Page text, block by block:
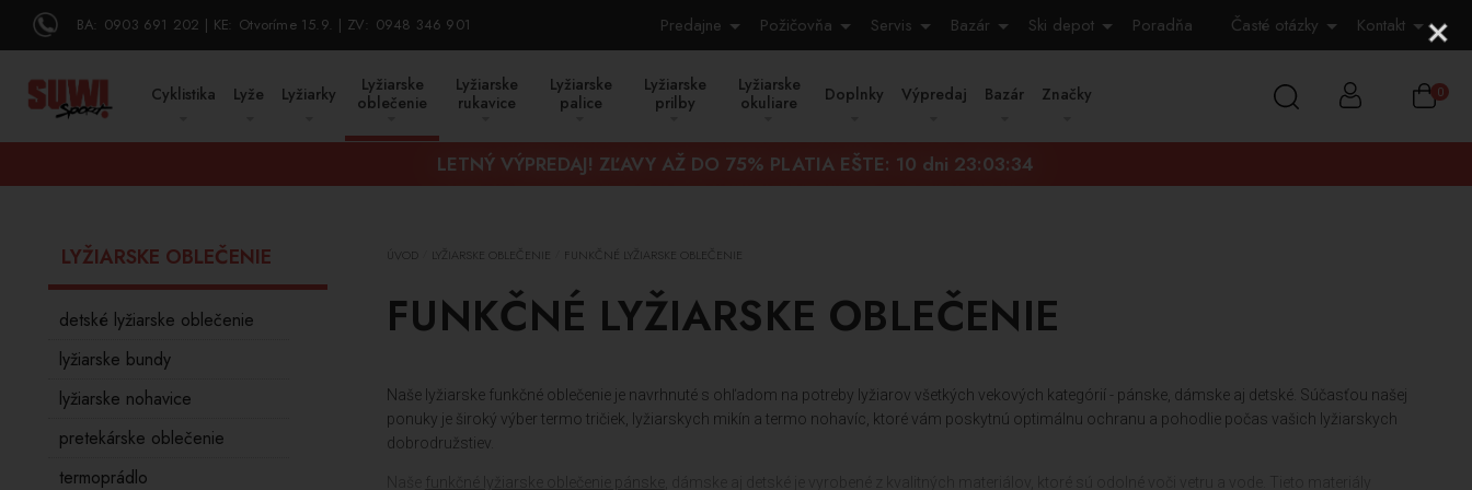
BA: 0903 691 202 KE: Otvoríme 15.9. ZV: 0948 346 901
0
Predajne Požičovňa Servis Bazár Ski depot Poradňa Časté otázky Kontakt
Cyklistika Lyže Lyžiarky
Lyžiarske
oblečenie
Lyžiarske
rukavice
Lyžiarske
palice
Lyžiarske
prilby
Lyžiarske
okuliare
Doplnky Výpredaj Bazár Značky
LETNÝ VÝPREDAJ! ZĽAVY AŽ DO 75% PLATIA EŠTE: 10 dni 23:03:32
ÚVOD LYŽIARSKE OBLEČENIE FUNKČNÉ LYŽIARSKE OBLEČENIE
FUNKČNÉ LYŽIARSKE OBLEČENIE
Naše lyžiarske funkčné oblečenie je navrhnuté s ohľadom na potreby lyžiarov všetkých vekových kategórií - pánske, dámske aj detské. Súčasťou našej
ponuky je široký výber termo tričiek, lyžiarskych mikín a termo nohavíc, ktoré vám poskytnú optimálnu ochranu a pohodlie počas vašich lyžiarskych
dobrodružstiev.
funkčné lyžiarske oblečenie pánske
LYŽIARSKE OBLEČENIE
detské lyžiarske oblečenie
lyžiarske bundy
lyžiarske nohavice
pretekárske oblečenie
termoprádlo